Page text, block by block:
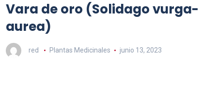
Vara de oro (Solidago vurga-
aurea)
red Plantas Medicinales junio 13, 2023